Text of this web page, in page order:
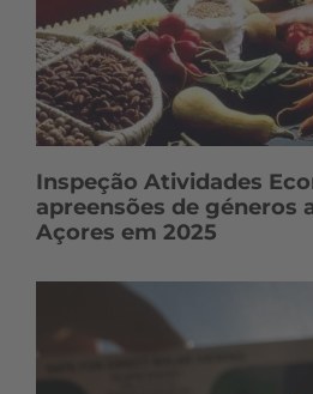
s
Inspeção Atividades
apreensões de géneros
Açores em 2025